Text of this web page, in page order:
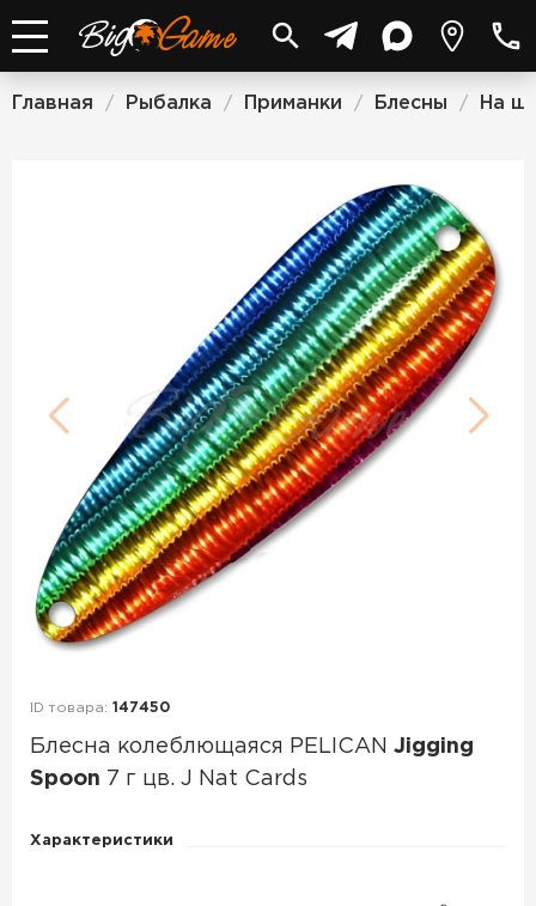
Главная / Рыбалка / Приманки / Блесны / На
ID товара: 147450
Блесна колеблющаяся PELICAN Jigging
Spoon 7 г цв. J Nat Cards
Блесна
Характеристики